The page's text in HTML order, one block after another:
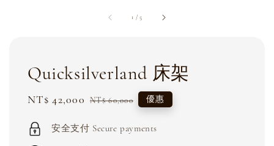
1 /5
Quicksilverland 床架
Sale
NT$ 42,000 Regular
NT$ 60,000 優惠
安全支付 Secure payments